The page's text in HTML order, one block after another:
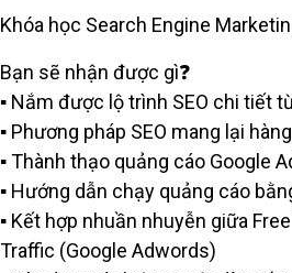
Khóa học Search Engine
Bạn sẽ nhận được gì❓
▪️ Nắm được lộ trình SEO chi tiết
▪️ Phương pháp SEO mang lại
▪️ Thành thạo quảng cáo Google
▪️ Hướng dẫn chạy quảng cáo
▪️ Kết hợp nhuần nhuyễn giữa
Traffic (Google Adwords)